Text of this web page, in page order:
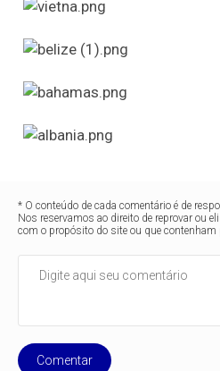
* O conteúdo de cada comentário é de
Nos reservamos ao direito de reprovar ou
com o propósito do site ou que
Comentar